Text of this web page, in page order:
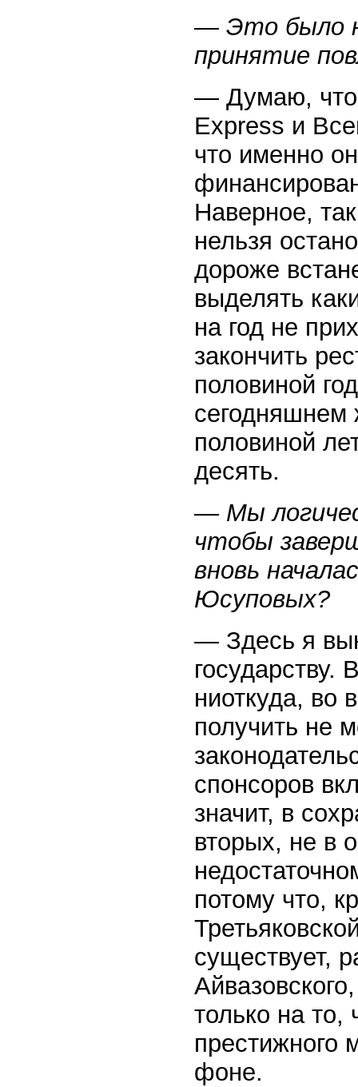
— Это было
принятие
— Думаю, что
Express и
что именно
Наверное,
нельзя
дороже
выделять
на год не
закончить
половиной
сегодняшнем
половиной
десять.
— Мы
чтобы
вновь
Юсуповых?
— Здесь я
ниоткуда, во
получить не
спонсоров
значит, в
вторых, не в
потому что,
существует,
только на то,
престижного
фоне.